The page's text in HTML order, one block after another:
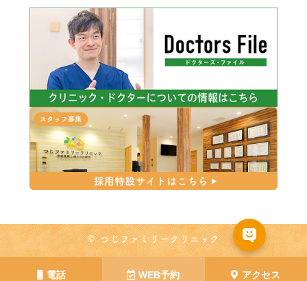
電話 WEB予約 アクセス
© つじファミリークリニック